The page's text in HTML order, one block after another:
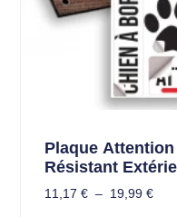
Plaque Attention
Résistant
11,17 € – 19,99 €